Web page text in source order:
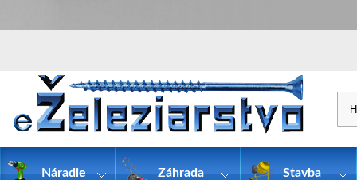
Náradie Záhrada Stavba